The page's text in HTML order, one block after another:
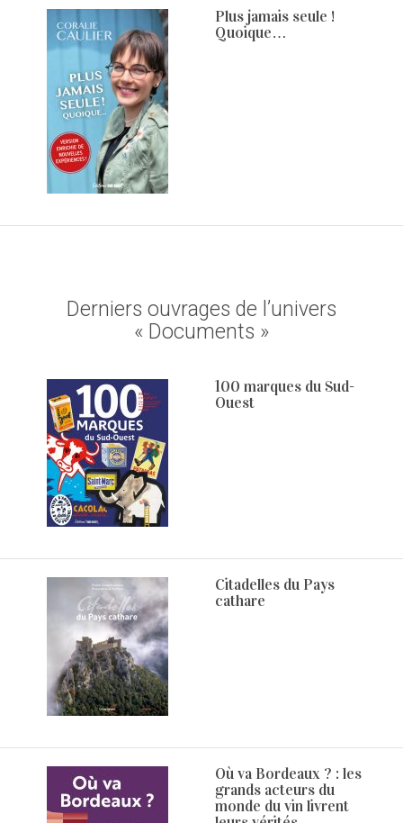
Plus jamais seule !
Quoique…
Derniers ouvrages de l’univers
« Documents »
100 marques du Sud-
Ouest
Citadelles du Pays
cathare
Où va Bordeaux ? : les
grands acteurs du
monde du vin livrent